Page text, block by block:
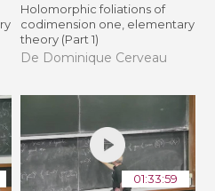
Holomorphic foliations of
codimension one, elementary
theory (Part 1)
De Dominique Cerveau
01:33:59